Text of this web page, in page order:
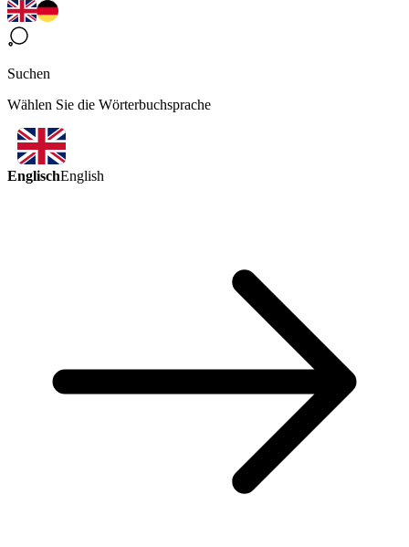
Suchen
Wählen Sie die Wörterbuchsprache
EnglischEnglish